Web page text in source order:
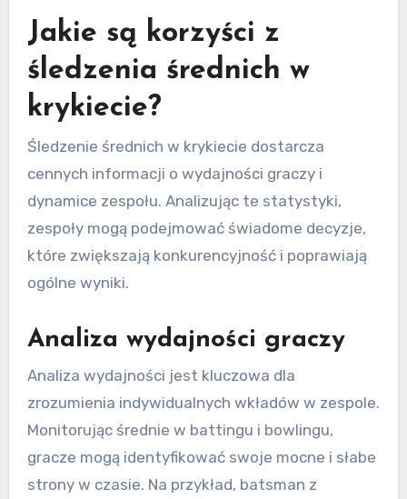
Jakie są korzyści z
śledzenia średnich w
krykiecie?
Śledzenie średnich w krykiecie dostarcza
cennych informacji o wydajności graczy i
dynamice zespołu. Analizując te statystyki,
zespoły mogą podejmować świadome decyzje,
które zwiększają konkurencyjność i poprawiają
ogólne wyniki.
Analiza wydajności graczy
Analiza wydajności jest kluczowa dla
zrozumienia indywidualnych wkładów w zespole.
Monitorując średnie w battingu i bowlingu,
gracze mogą identyfikować swoje mocne i słabe
strony w czasie. Na przykład, batsman z